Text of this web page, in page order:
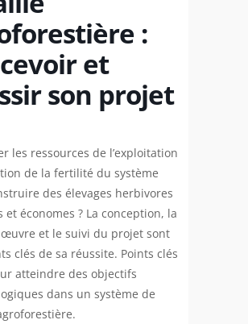
:
et
son projet
les ressources de l’exploitation
de la fertilité du système
des élevages herbivores
et économes ? La conception, la
et le suivi du projet sont
clés de sa réussite. Points clés
atteindre des objectifs
dans un système de